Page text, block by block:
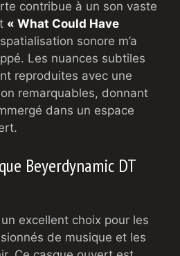
contribue à un son vaste
« What Could Have
sonore m’a
Les nuances subtiles
reproduites avec une
remarquables, donnant
dans un espace
Beyerdynamic DT
excellent choix pour les
de musique et les